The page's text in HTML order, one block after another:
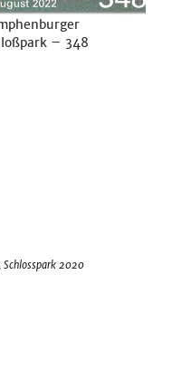
– 348
Schlosspark 2020